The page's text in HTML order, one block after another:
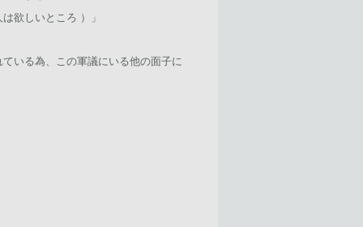
欲しいところ ）」
いる為、この軍議にいる他の面子に